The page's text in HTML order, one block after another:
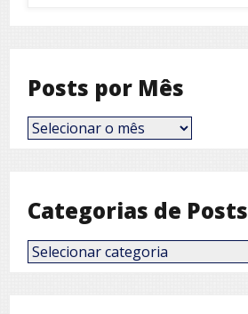
Posts por Mês
Posts
por
Categorias de Posts
Categorias
de